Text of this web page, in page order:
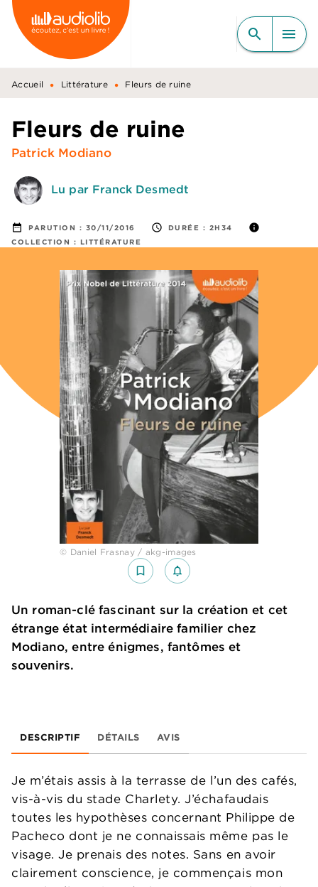
MENU RECHERCHE
CONTENU
PIED DE PAGE
search menu
Accueil • Littérature • Fleurs de ruine
Fleurs de ruine
Patrick Modiano
Lu par Franck Desmedt
date_range PARUTION : 30/11/2016 access_time DURÉE : 2H34 info
COLLECTION : LITTÉRATURE
© Daniel Frasnay / akg-images
bookmark_border notifications_none_outlined
Un roman-clé fascinant sur la création et cet
étrange état intermédiaire familier chez
Modiano, entre énigmes, fantômes et
souvenirs.
DESCRIPTIF DÉTAILS AVIS
Je m’étais assis à la terrasse de l’un des cafés,
vis-à-vis du stade Charlety. J’échafaudais
toutes les hypothèses concernant Philippe de
Pacheco dont je ne connaissais même pas le
visage. Je prenais des notes. Sans en avoir
clairement conscience, je commençais mon